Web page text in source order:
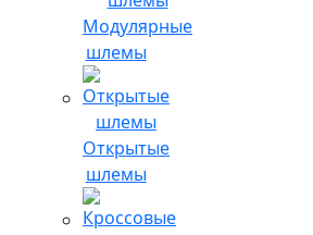
Модулярные
шлемы
Открытые
шлемы